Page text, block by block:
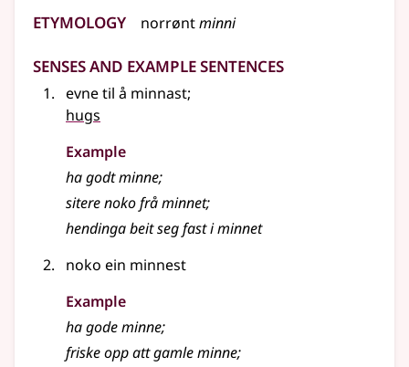
Etymology norrøntminni
Senses and Example Sentences
evne til å minnast;
hugs
Example
ha godt minne;
sitere noko frå minnet;
hendinga beit seg fast i minnet
noko ein minnest
Example
ha gode minne;
friske opp att gamle minne;